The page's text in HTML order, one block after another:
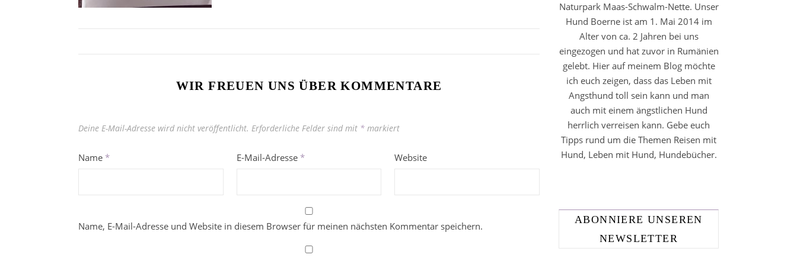
WIR FREUEN UNS ÜBER KOMMENTARE
Deine E-Mail-Adresse wird nicht veröffentlicht. Erforderliche Felder sind mit * markiert
Name * E-Mail-Adresse * Website
Name, E-Mail-Adresse und Website in diesem Browser für meinen nächsten Kommentar speichern.
Naturpark Maas-Schwalm-Nette. Unser
Hund Boerne ist am 1. Mai 2014 im
Alter von ca. 2 Jahren bei uns
eingezogen und hat zuvor in Rumänien
gelebt. Hier auf meinem Blog möchte
ich euch zeigen, dass das Leben mit
Angsthund toll sein kann und man
auch mit einem ängstlichen Hund
herrlich verreisen kann. Gebe euch
Tipps rund um die Themen Reisen mit
Hund, Leben mit Hund, Hundebücher.
ABONNIERE UNSEREN
NEWSLETTER